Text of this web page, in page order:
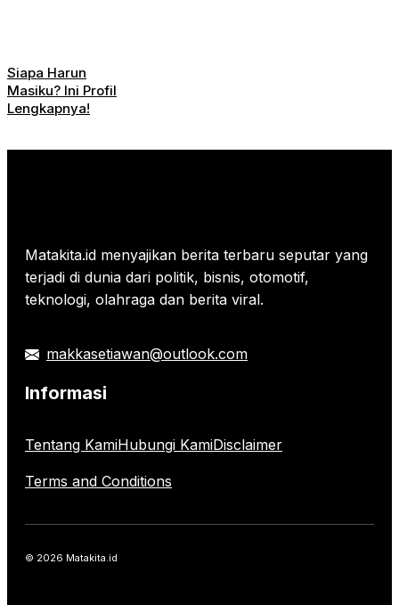
Siapa Harun
Masiku? Ini Profil
Lengkapnya!
Matakita.id menyajikan berita terbaru seputar yang
terjadi di dunia dari politik, bisnis, otomotif,
teknologi, olahraga dan berita viral.
makkasetiawan@outlook.com
Informasi
Tentang KamiHubungi KamiDisclaimer
Terms and Conditions
© 2026 Matakita.id